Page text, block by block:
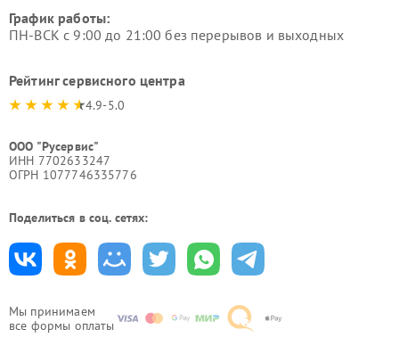
Мы принимаем
все формы оплаты
График работы:
ПН-ВСК с 9:00 до 21:00 без перерывов и выходных
Рейтинг сервисного центра
4.9-5.0
ООО "Русервис"
ИНН 7702633247
ОГРН 1077746335776
Поделиться в соц. сетях: